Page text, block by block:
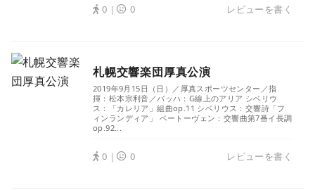
0｜ 0 レビューを書く
札幌交響楽団厚真公演
2019年9月15日（日）／厚真スポーツセンター／指
揮：松本宗利音／バッハ：G線上のアリア シベリウ
ス：「カレリア」組曲op.11 シベリウス：交響詩「フ
ィンランディア」 ベートーヴェン：交響曲第7番イ長調
op.92...
0｜ 0 レビューを書く